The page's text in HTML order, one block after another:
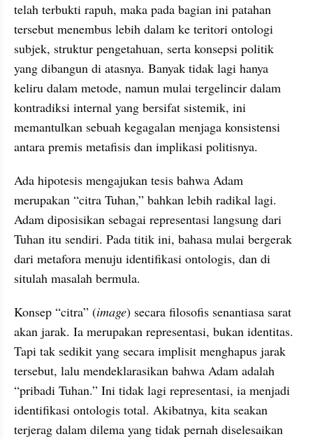
telah terbukti rapuh, maka pada bagian ini patahan
tersebut menembus lebih dalam ke teritori ontologi
subjek, struktur pengetahuan, serta konsepsi politik
yang dibangun di atasnya. Banyak tidak lagi hanya
keliru dalam metode, namun mulai tergelincir dalam
kontradiksi internal yang bersifat sistemik, ini
memantulkan sebuah kegagalan menjaga konsistensi
antara premis metafisis dan implikasi politisnya.
Ada hipotesis mengajukan tesis bahwa Adam
merupakan “citra Tuhan,” bahkan lebih radikal lagi.
Adam diposisikan sebagai representasi langsung dari
Tuhan itu sendiri. Pada titik ini, bahasa mulai bergerak
dari metafora menuju identifikasi ontologis, dan di
situlah masalah bermula.
Konsep “citra” (image) secara filosofis senantiasa sarat
akan jarak. Ia merupakan representasi, bukan identitas.
Tapi tak sedikit yang secara implisit menghapus jarak
tersebut, lalu mendeklarasikan bahwa Adam adalah
“pribadi Tuhan.” Ini tidak lagi representasi, ia menjadi
identifikasi ontologis total. Akibatnya, kita seakan
terjerag dalam dilema yang tidak pernah diselesaikan